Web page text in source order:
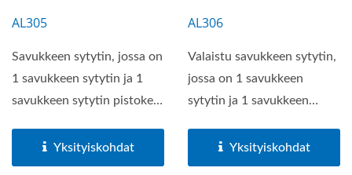
AL305
Savukkeen sytytin, jossa on
1 savukkeen sytytin ja 1
savukkeen sytytin pistoke
Yksityiskohdat
AL306
Valaistu savukkeen sytytin,
jossa on 1 savukkeen
sytytin ja 1 savukkeen
pidikkeellä....Yksityiskohdat